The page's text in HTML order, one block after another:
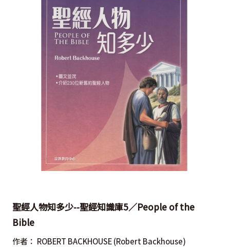
聖經人物知多少--聖經知識庫5／People of the
Bible
作者： ROBERT BACKHOUSE (Robert Backhouse)